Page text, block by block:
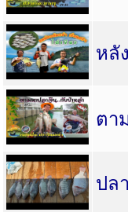
หลั
ตา
ปล